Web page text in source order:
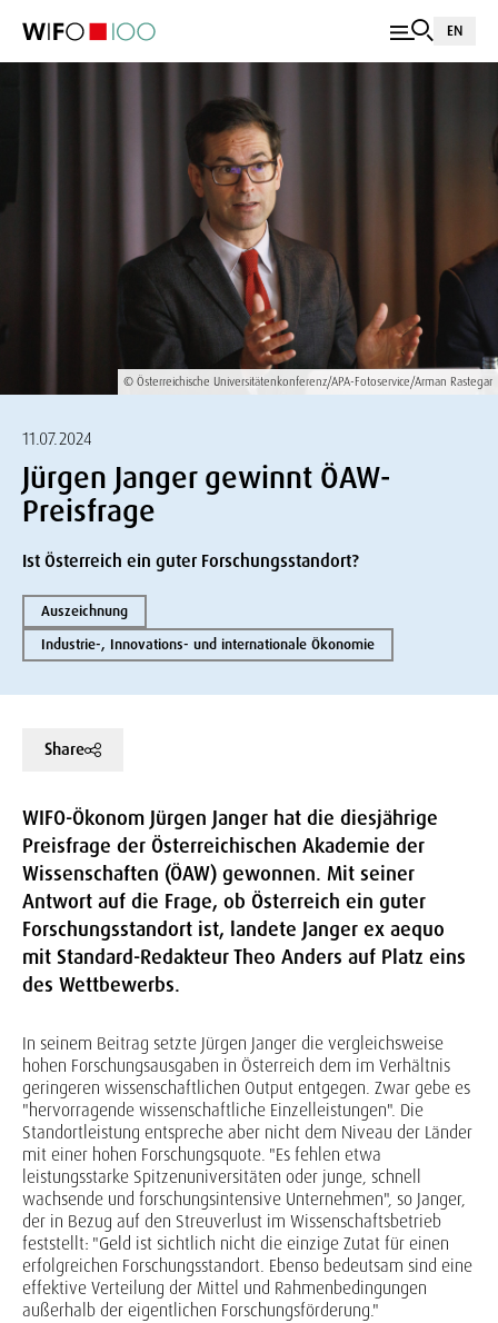
EN
© Österreichische Universitätenkonferenz/APA-Fotoservice/Arman Rastegar
11.07.2024
Jürgen Janger gewinnt ÖAW-
Preisfrage
Ist Österreich ein guter Forschungsstandort?
Auszeichnung
Industrie-, Innovations- und internationale Ökonomie
Share
WIFO-Ökonom Jürgen Janger hat die diesjährige
Preisfrage der Österreichischen Akademie der
Wissenschaften (ÖAW) gewonnen. Mit seiner
Antwort auf die Frage, ob Österreich ein guter
Forschungsstandort ist, landete Janger ex aequo
mit Standard-Redakteur Theo Anders auf Platz eins
des Wettbewerbs.
In seinem Beitrag setzte Jürgen Janger die vergleichsweise
hohen Forschungsausgaben in Österreich dem im Verhältnis
geringeren wissenschaftlichen Output entgegen. Zwar gebe es
"hervorragende wissenschaftliche Einzelleistungen". Die
Standortleistung entspreche aber nicht dem Niveau der Länder
mit einer hohen Forschungsquote. "Es fehlen etwa
leistungsstarke Spitzenuniversitäten oder junge, schnell
wachsende und forschungsintensive Unternehmen", so Janger,
der in Bezug auf den Streuverlust im Wissenschaftsbetrieb
feststellt: "Geld ist sichtlich nicht die einzige Zutat für einen
erfolgreichen Forschungsstandort. Ebenso bedeutsam sind eine
effektive Verteilung der Mittel und Rahmenbedingungen
außerhalb der eigentlichen Forschungsförderung."